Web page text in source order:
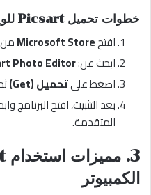
خطوات تحميل Picsart للويندوز:
افتحMicrosoft Storeمن
ابحث عن:Photo Editor
اضغط علىتحميل (Get)
بعد التثبيت، افتح البرنامج
المتقدمة.
الكمبيوتر